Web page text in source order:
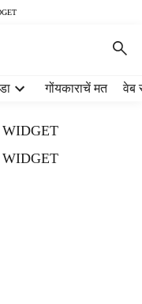
गोंयकाराचें मत वेब